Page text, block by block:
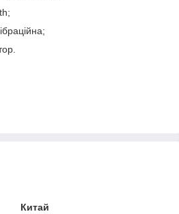
Китай